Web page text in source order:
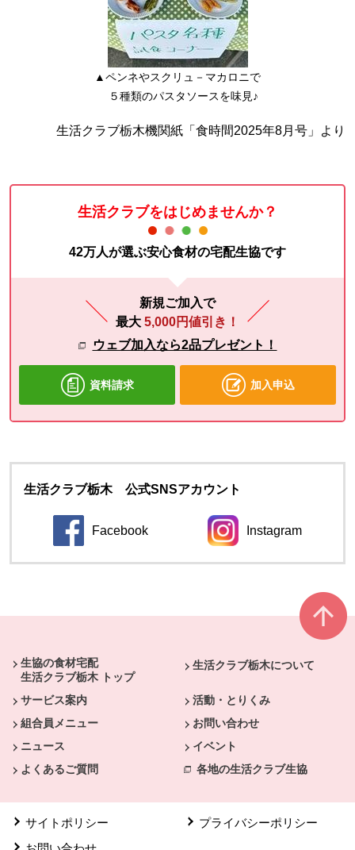
▲ペンネやスクリュ－マカロニで
５種類のパスタソースを味見♪
生活クラブ栃木機関紙「食時間2025年8月号」より
生活クラブをはじめませんか？
42万人が選ぶ安心食材の宅配生協です
新規ご加入で
最大 5,000円値引き！
ウェブ加入なら2品プレゼント！
資料請求 加入申込
生活クラブ栃木 公式SNSアカウント
Facebook
別のウィンドウで開きます。
Instagram
別のウィンドウ
生協の食材宅配
生活クラブ栃木 トップ
生活クラブ栃木について
サービス案内
活動・とりくみ
組合員メニュー
お問い合わせ
ニュース
イベント
よくあるご質問
各地の生活クラブ生協
サイトポリシー
プライバシーポリシー